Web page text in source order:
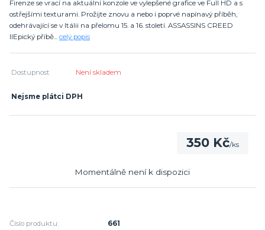
Firenze se vrací na aktuální konzole ve vylepšené grafice ve Full HD a s
ostřejšími texturami. Prožijte znovu a nebo i poprvé napínavý příběh,
odehrávající se v Itálii na přelomu 15. a 16. století. ASSASSINS CREED
IIEpický příbě... celý popis
Dostupnost Není skladem
Nejsme plátci DPH
350 Kč/ks
Momentálně není k dispozici
Číslo produktu:
661